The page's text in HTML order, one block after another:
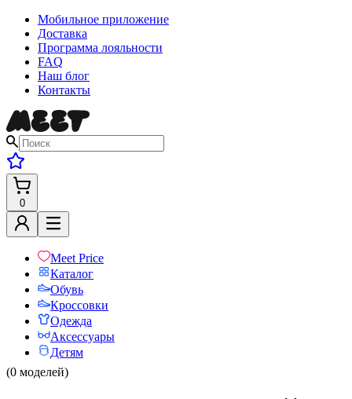
Мобильное приложение
Доставка
Программа лояльности
FAQ
Наш блог
Контакты
0
Meet Price
Каталог
Обувь
Кроссовки
Одежда
Аксессуары
Детям
(0 моделей)